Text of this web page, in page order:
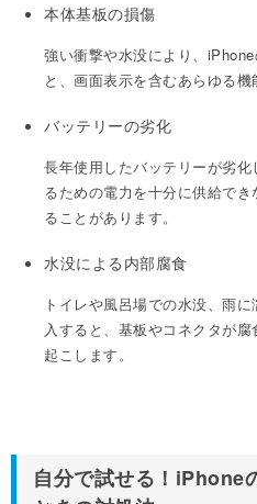
本体基板の損傷
強い衝撃や水没により、
と、画面表示を含むあらゆる機
バッテリーの劣化
長年使用したバッテリーが劣
るための電力を十分に供給で
ることがあります。
水没による内部腐食
トイレや風呂場での水没、雨
入すると、基板やコネクタが
起こします。
自分で試せる！iPhone